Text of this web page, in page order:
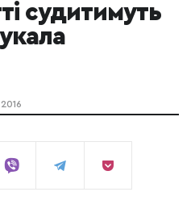
судитимуть